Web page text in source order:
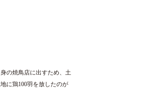
の焼鳥店に出すため、土
に鶏100羽を放したのが